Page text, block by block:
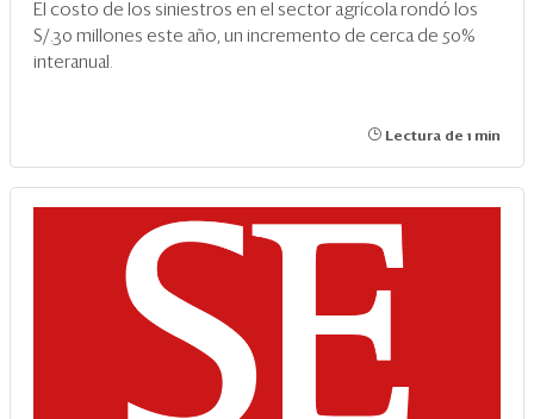
Edición Impresa
El costo de los siniestros en el sector agrícola rondó los
S/.30 millones este año, un incremento de cerca de 50%
interanual.
Lectura de 1 min